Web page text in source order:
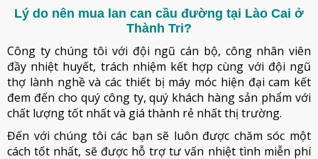
Lý do nên mua lan can cầu đường tại Lào Cai ở
Thành Tri?
Công ty chúng tôi với đội ngũ cán bộ, công nhân viên
đầy nhiệt huyết, trách nhiệm kết hợp cùng với đội ngũ
thợ lành nghề và các thiết bị máy móc hiện đại cam kết
đem đến cho quý công ty, quý khách hàng sản phẩm với
chất lượng tốt nhất và giá thành rẻ nhất thị trường.
Đến với chúng tôi các bạn sẽ luôn được chăm sóc một
cách tốt nhất, sẽ được hỗ trợ tư vấn nhiệt tình miễn phí